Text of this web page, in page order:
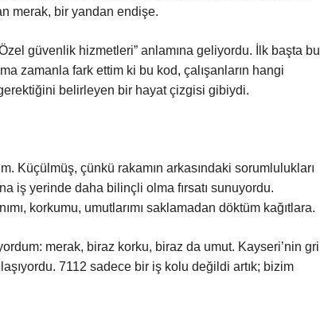
merak, bir yandan endişe.
güvenlik hizmetleri” anlamına geliyordu. İlk başta bu
zamanla fark ettim ki bu kod, çalışanların hangi
belirleyen bir hayat çizgisi gibiydi.
Küçülmüş, çünkü rakamın arkasındaki sorumlulukları
iş yerinde daha bilinçli olma fırsatı sunuyordu.
korkumu, umutlarımı saklamadan döktüm kağıtlara.
merak, biraz korku, biraz da umut. Kayseri’nin gri
7112 sadece bir iş kolu değildi artık; bizim